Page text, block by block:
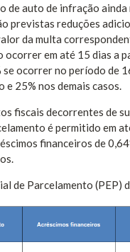
de auto de infração ainda
previstas reduções
da multa
ocorrer em até 15 dias a
ocorrer no período de
25% nos demais casos.
fiscais decorrentes de
é permitido em
financeiros de
de Parcelamento (PEP)